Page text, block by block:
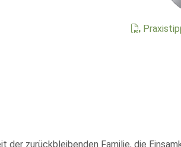
der zurückbleibenden Familie, die